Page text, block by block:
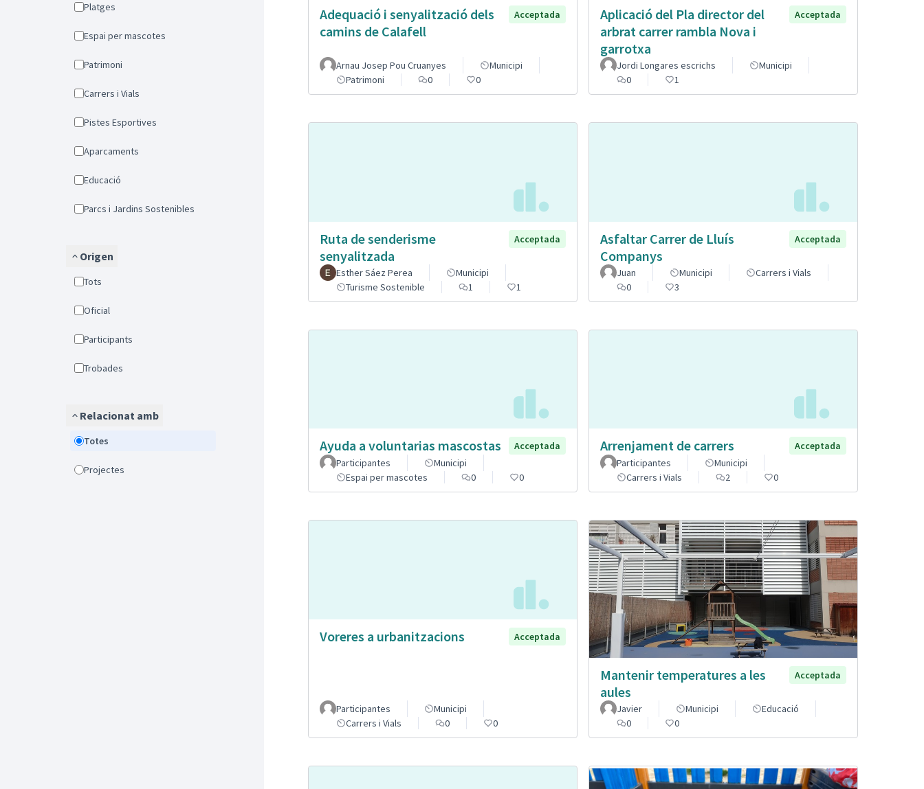
Platges
Espai per mascotes
Patrimoni
Carrers i Vials
Pistes Esportives
Aparcaments
Educació
Parcs i Jardins Sostenibles
Origen
Tots
Oficial
Participants
Trobades
Relacionat amb
Totes
Projectes
Adequació i senyalització dels
camins de Calafell
Acceptada
Arnau Josep Pou Cruanyes
Municipi
Patrimoni
0 0
Aplicació del Pla director del
arbrat carrer rambla Nova i
garrotxa
Acceptada
Jordi Longares escrichs
Municipi
0
1
Ruta de senderisme
senyalitzada
Acceptada
Esther Sáez Perea
Municipi
Turisme Sostenible
1 1
Asfaltar Carrer de Lluís
Companys
Acceptada
Juan Municipi
Carrers i Vials
0
3
Ayuda a voluntarias mascostas
Acceptada
Participantes
Municipi
Espai per mascotes
0 0
Arrenjament de carrers
Acceptada
Participantes
Municipi
Carrers i Vials
2 0
Voreres a urbanitzacions Acceptada
Participantes
Municipi
Carrers i Vials
0 0
Mantenir temperatures a les
aules
Acceptada
Javier Municipi
Educació
0
0